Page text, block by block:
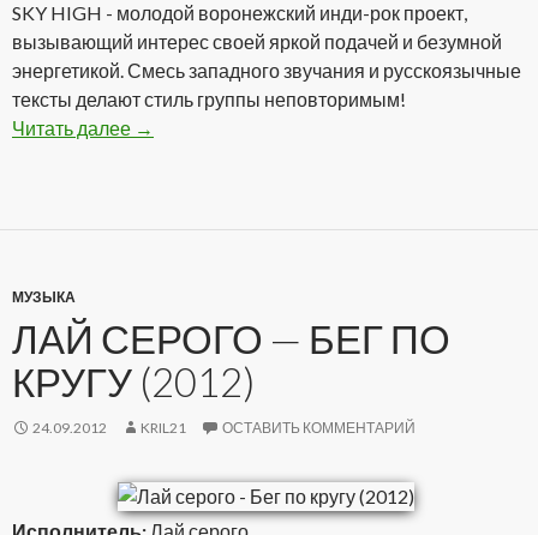
SKY HIGH - молодой воронежский инди-рок проект,
вызывающий интерес своей яркой подачей и безумной
энергетикой. Смесь западного звучания и русскоязычные
тексты делают стиль группы неповторимым!
Читать далее SKY HIGH — Blow Job (2012)
→
МУЗЫКА
ЛАЙ СЕРОГО — БЕГ ПО
КРУГУ (2012)
24.09.2012 KRIL21 ОСТАВИТЬ КОММЕНТАРИЙ